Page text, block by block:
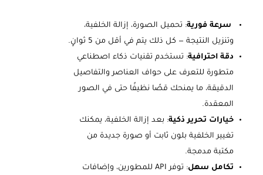
سرعة فورية: تحميل الصورة، إزالة الخلفية،
وتنزيل النتيجة — كل ذلك يتم في أقل من 5 ثوانٍ.
دقة احترافية: تستخدم تقنيات ذكاء اصطناعي
متطورة للتعرف على حواف العناصر والتفاصيل
الدقيقة، ما يمنحك قصًا نظيفًا حتى في الصور
المعقدة.
خيارات تحرير ذكية: بعد إزالة الخلفية، يمكنك
تغيير الخلفية بلون ثابت أو صورة جديدة من
مكتبة مدمجة.
تكامل سهل
: توفر API للمطورين، وإضافات